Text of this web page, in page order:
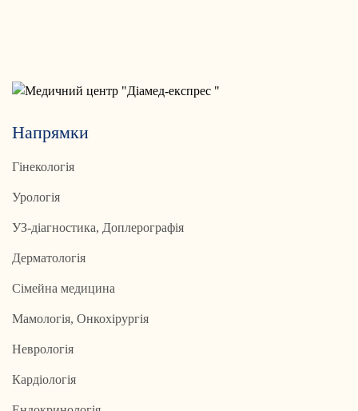
Напрямки
Гінекологія
Урологія
УЗ-діагностика, Доплерографія
Дерматологія
Сімейна медицина
Мамологія, Онкохірургія
Неврологія
Кардіологія